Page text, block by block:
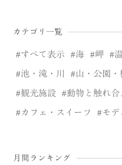
カテゴリ一覧
すべて表示 海 岬
池・滝・川 山・公園・
観光施設 動物と触れ
カフェ・スイーツ モデ
月間ランキング